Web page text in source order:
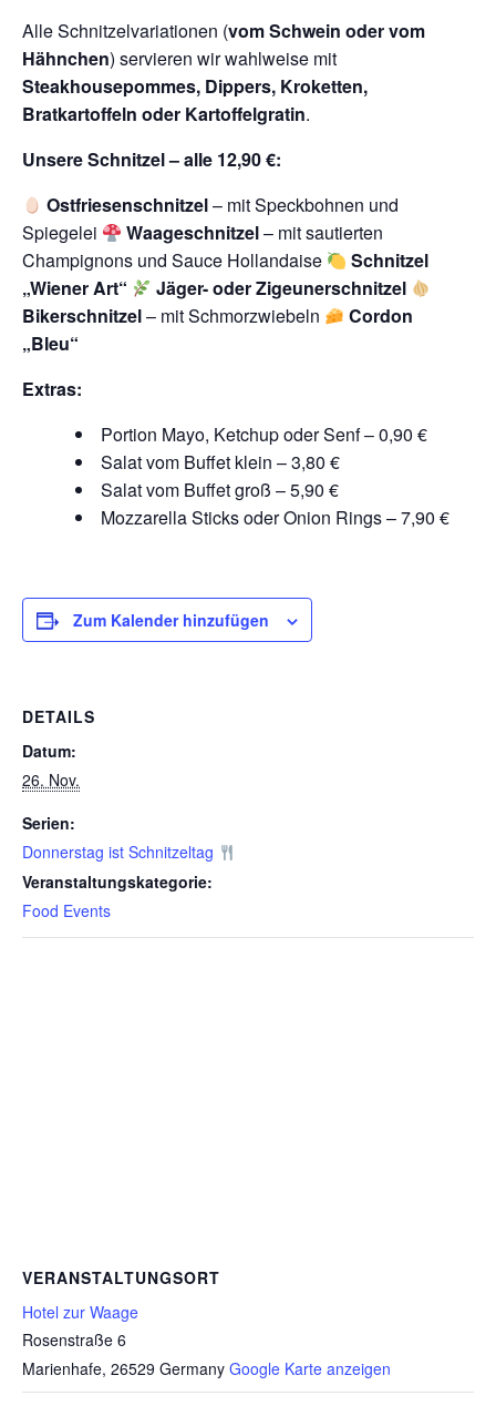
Alle Schnitzelvariationen (vom Schwein oder vom
Hähnchen) servieren wir wahlweise mit
Steakhousepommes, Dippers, Kroketten,
Bratkartoffeln oder Kartoffelgratin.
Unsere Schnitzel – alle 12,90 €:
Ostfriesenschnitzel– mit Speckbohnen und
Spiegelei
Waageschnitzel– mit sautierten
Champignons und Sauce Hollandaise
Schnitzel
„Wiener Art“
Jäger- oder Zigeunerschnitzel
Bikerschnitzel– mit Schmorzwiebeln
Cordon
„Bleu“
Extras:
Portion Mayo, Ketchup oder Senf – 0,90 €
Salat vom Buffet klein – 3,80 €
Salat vom Buffet groß – 5,90 €
Mozzarella Sticks oder Onion Rings – 7,90 €
Zum Kalender hinzufügen
DETAILS
Datum:
26. Nov.
Serien:
Donnerstag ist Schnitzeltag
Veranstaltungskategorie:
Food Events
VERANSTALTUNGSORT
Hotel zur Waage
Rosenstraße 6
Marienhafe, 26529 Germany Google Karte anzeigen